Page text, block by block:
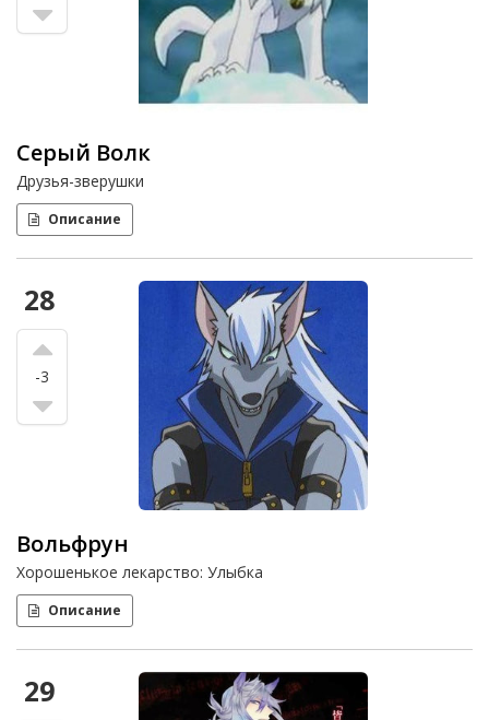
Серый Волк
Друзья-зверушки
Описание
28
-3
Вольфрун
Хорошенькое лекарство: Улыбка
Описание
29